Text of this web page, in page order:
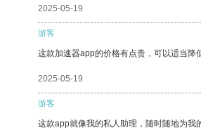
2025-05-19
游客
这款加速器app的价格有点贵，可以适当降
2025-05-19
游客
这款app就像我的私人助理，随时随地为我